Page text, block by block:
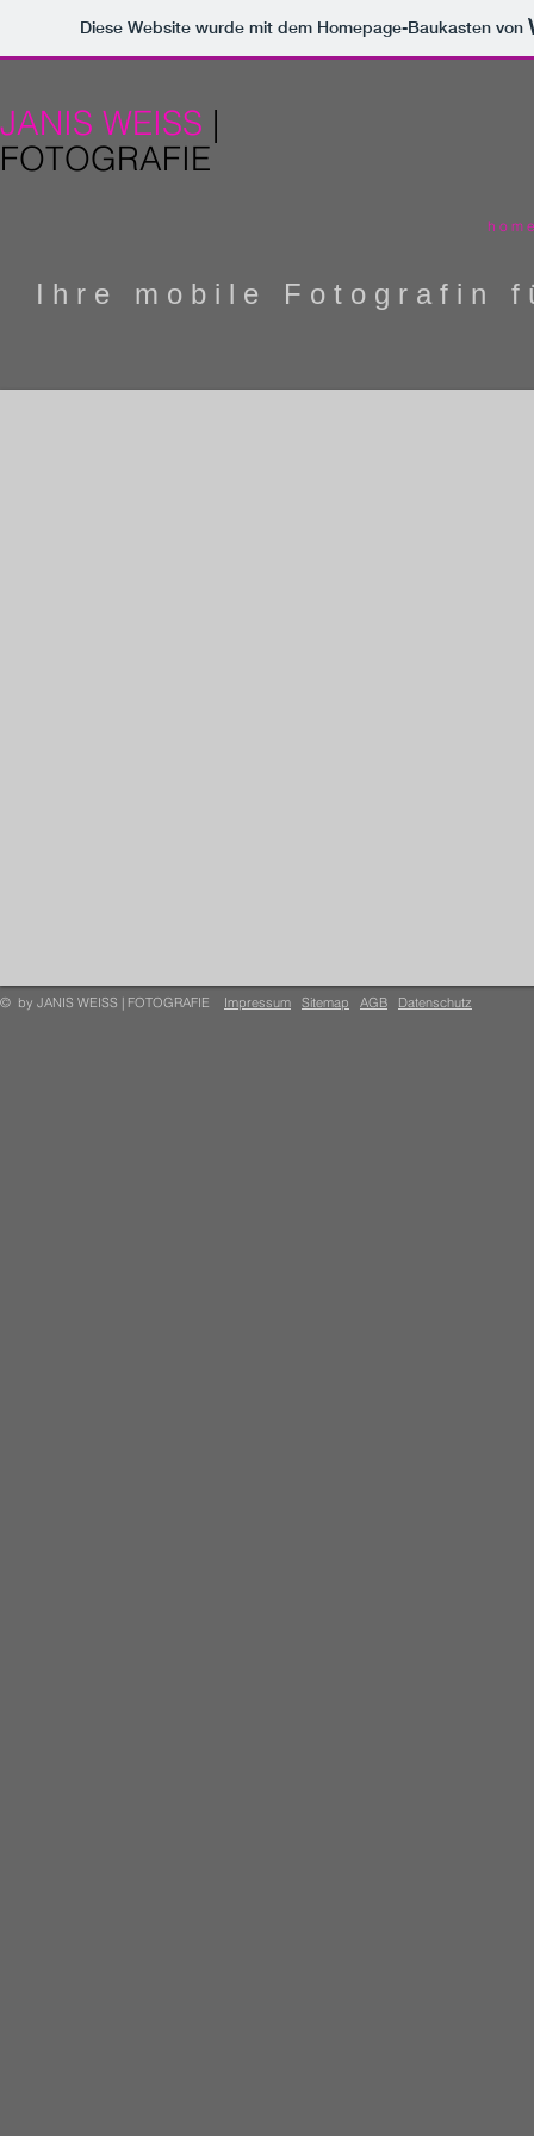
Diese Website wurde mit dem Homepage-Baukasten von
JANIS WEISS |
FOTOGRAFIE
h o m e
I h r e m o b i l e F o t o g r a f i n f
© by JANIS WEISS | FOTOGRAFIE Impressum Sitemap AGB Datenschutz